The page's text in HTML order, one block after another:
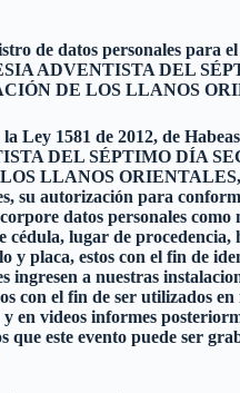
de datos personales para
ADVENTISTA DEL
DE LOS LLANOS
Ley 1581 de 2012, de
DEL SÉPTIMO DÍA
LLANOS ORIENTALES,
su autorización para
datos personales como
cédula, lugar de procedencia,
y placa, estos con el fin de
ingresen a nuestras
con el fin de ser utilizados en
y en videos informes
que este evento puede ser